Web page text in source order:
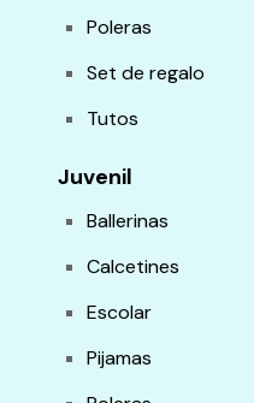
Poleras
Set de regalo
Tutos
Juvenil
Ballerinas
Calcetines
Escolar
Pijamas